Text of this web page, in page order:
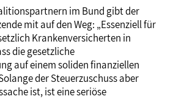
im Bund gibt der
mit auf den Weg: „Essenziell für
Krankenversicherten in
die gesetzliche
auf einem soliden finanziellen
der Steuerzuschuss aber
ist, ist eine seriöse